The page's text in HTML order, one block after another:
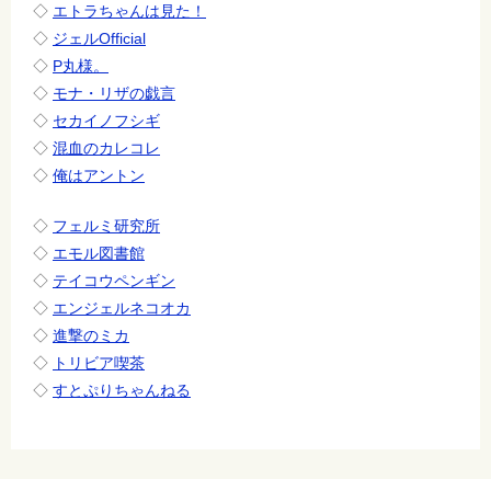
◇ エトラちゃんは見た！
◇ ジェルOfficial
◇ P丸様。
◇ モナ・リザの戯言
◇ セカイノフシギ
◇ 混血のカレコレ
◇ 俺はアントン
◇ フェルミ研究所
◇ エモル図書館
◇ テイコウペンギン
◇ エンジェルネコオカ
◇ 進撃のミカ
◇ トリビア喫茶
◇ すとぷりちゃんねる